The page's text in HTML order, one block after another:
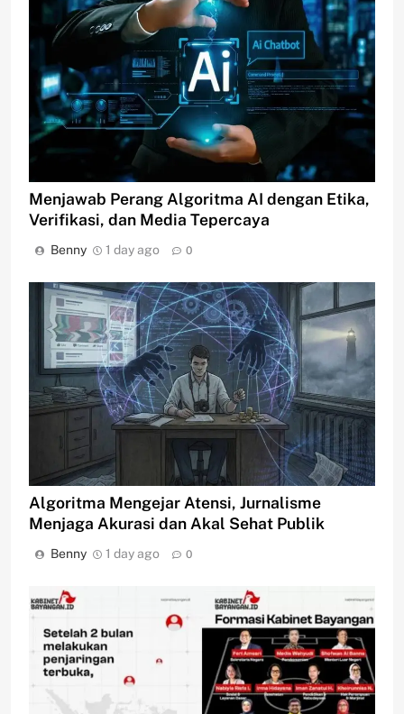
Menjawab Perang Algoritma AI dengan Etika,
Verifikasi, dan Media Tepercaya
Benny 1 day ago 0
Algoritma Mengejar Atensi, Jurnalisme
Menjaga Akurasi dan Akal Sehat Publik
Benny 1 day ago 0